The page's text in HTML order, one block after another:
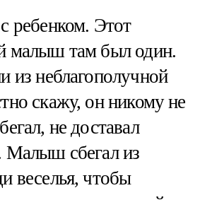
ребенком. Этот
малыш там был один.
из неблагополучной
скажу, он никому не
не доставал
Малыш сбегал из
веселья, чтобы